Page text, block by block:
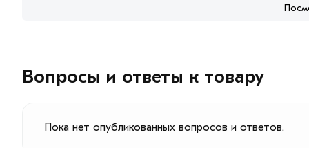
Вопросы и ответы к товару
Пока нет опубликованных вопросов и ответов.